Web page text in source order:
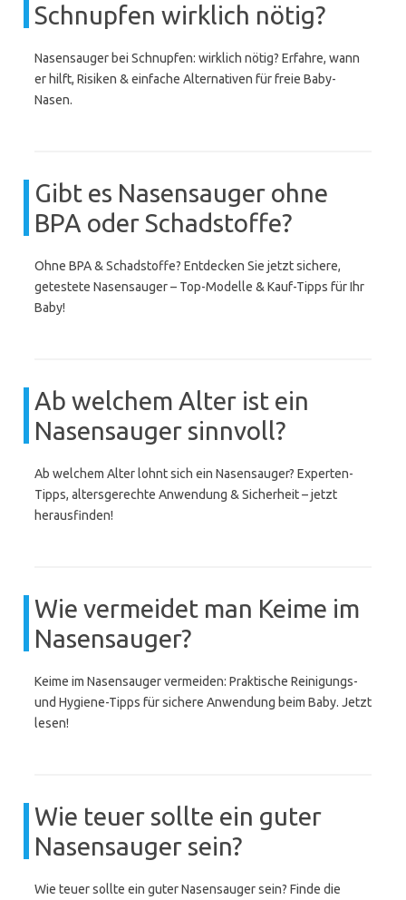
Schnupfen wirklich nötig?
Nasensauger bei Schnupfen: wirklich nötig? Erfahre, wann
er hilft, Risiken & einfache Alternativen für freie Baby-
Nasen.
Gibt es Nasensauger ohne
BPA oder Schadstoffe?
Ohne BPA & Schadstoffe? Entdecken Sie jetzt sichere,
getestete Nasensauger – Top-Modelle & Kauf-Tipps für Ihr
Baby!
Ab welchem Alter ist ein
Nasensauger sinnvoll?
Ab welchem Alter lohnt sich ein Nasensauger? Experten-
Tipps, altersgerechte Anwendung & Sicherheit – jetzt
herausfinden!
Wie vermeidet man Keime im
Nasensauger?
Keime im Nasensauger vermeiden: Praktische Reinigungs-
und Hygiene-Tipps für sichere Anwendung beim Baby. Jetzt
lesen!
Wie teuer sollte ein guter
Nasensauger sein?
Wie teuer sollte ein guter Nasensauger sein? Finde die